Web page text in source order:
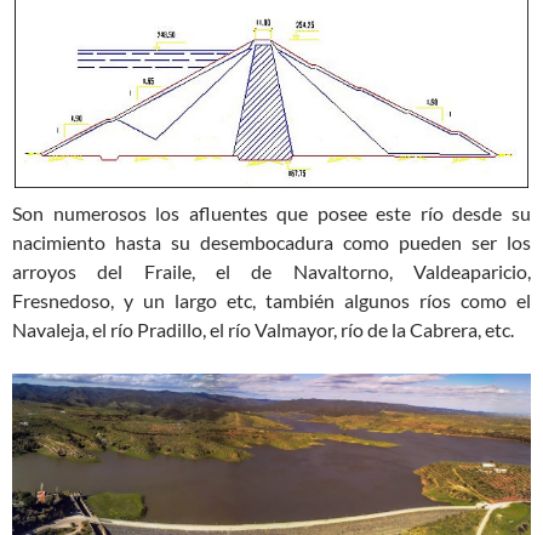
Son numerosos los afluentes que posee este río desde su
nacimiento hasta su desembocadura como pueden ser los
arroyos del Fraile, el de Navaltorno, Valdeaparicio,
Fresnedoso, y un largo etc, también algunos ríos como el
Navaleja, el río Pradillo, el río Valmayor, río de la Cabrera, etc.